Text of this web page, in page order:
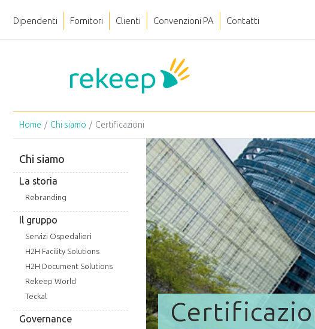
Dipendenti Fornitori Clienti Convenzioni PA Contatti
Home Chi siamo Certificazioni
Chi siamo
La storia
Rebranding
Il gruppo
Servizi Ospedalieri
H2H Facility Solutions
H2H Document Solutions
Rekeep World
Teckal
Governance